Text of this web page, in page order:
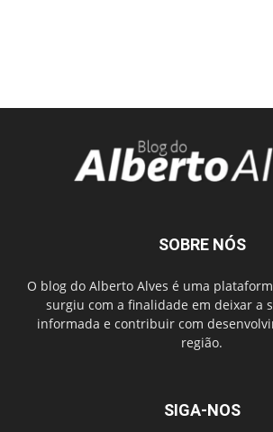
SOBRE NÓS
O blog do Alberto Alves é uma
surgiu com a finalidade em deixar a
informada e contribuir com
região.
SIGA-NOS